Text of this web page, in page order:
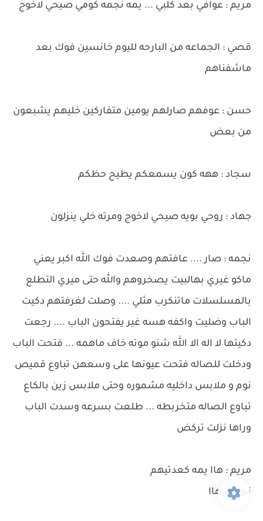
مريم : عوافي بعد كلبي ... يمه نجمه كومي صيحي لاخوج
قصي : الجماعه من البارحه لليوم خانسين فوك بعد
ماشفناهم
حسن : عوفهم صارلهم يومين متفاركين خليهم يشبعون
من بعض
سجاد : ههه كون يسمعكم يطيح حظكم
جهاد : روحي بويه صيحي لاخوج ومرته خلي ينزلون
نجمه : صار .... عافتهم وصعدت فوك الله اكبر يعني
ماكو غيري بهالبيت يصخروهم والله حتى ميري التطلع
بالمسلسلات ماتنكرب مثلي .... وصلت لغرفتهم دكيت
الباب وضليت واكفه هسه غير يفتحون الباب .... رجعت
دكيتها لا اله الا الله شنو موته خاف ماهمه ... فتحت الباب
ودخلت للصاله فتحت عيونها على وسعهن تباوع قميص
نوم و ملابس داخليه مشموره وحتى ملابس زين بالكاع
تباوع الصاله متخربطه ... طلعت بسرعه وسدت الباب
وراها نزلت تركض
مريم : هاا يمه كعدتيهم
نجمه : هاا